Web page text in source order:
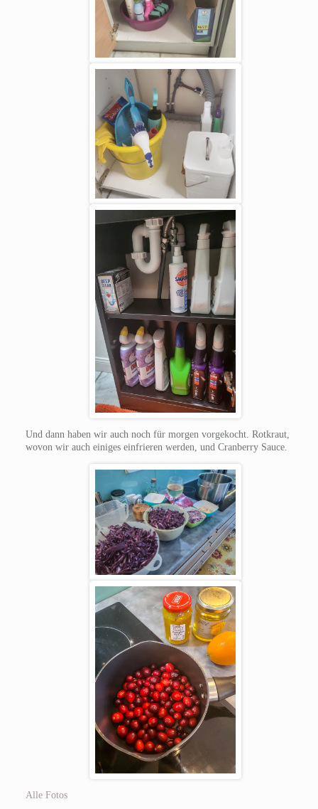
Und dann haben wir auch noch für morgen vorgekocht. Rotkraut,
wovon wir auch einiges einfrieren werden, und Cranberry Sauce.
Alle Fotos